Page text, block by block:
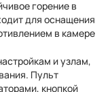
горение в
для оснащения
в камере
и узлам,
Пульт
кнопкой